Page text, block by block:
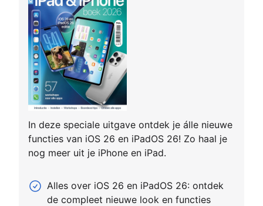
In deze speciale uitgave ontdek je álle nieuwe
functies van iOS 26 en iPadOS 26! Zo haal je
nog meer uit je iPhone en iPad.
Alles over iOS 26 en iPadOS 26: ontdek
de compleet nieuwe look en functies